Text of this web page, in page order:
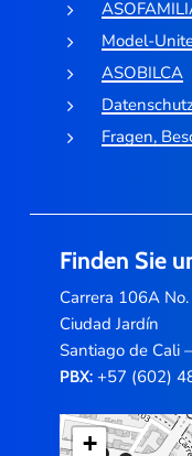
Model-
ASOBILCA
Fragen,
Finden Sie
Carrera 106A
Ciudad Jardín
Santiago de Cali
PBX:+57 (602)
+